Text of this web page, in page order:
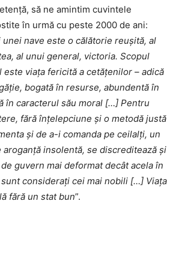
să ne amintim cuvintele
în urmă cu peste 2000 de ani:
nave este o călătorie reușită, al
al unui general, victoria. Scopul
este viața fericită a cetățenilor – adică
bogată în resurse, abundentă în
în caracterul său moral […] Pentru
fără înțelepciune și o metodă justă
și de a-i comanda pe ceilalți, un
insolentă, se discreditează și
guvern mai deformat decât acela în
considerați cei mai nobili […] Viața
fără un stat bun”.